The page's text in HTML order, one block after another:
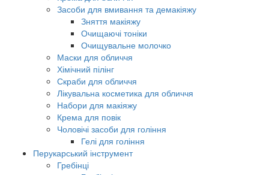
Засоби для вмивання та демакіяжу
Зняття макіяжу
Очищаючі тоніки
Очищувальне молочко
Маски для обличчя
Хімічний пілінг
Скраби для обличчя
Лікувальна косметика для обличчя
Набори для макіяжу
Крема для повік
Чоловічі засоби для гоління
Гелі для гоління
Перукарський інструмент
Гребінці